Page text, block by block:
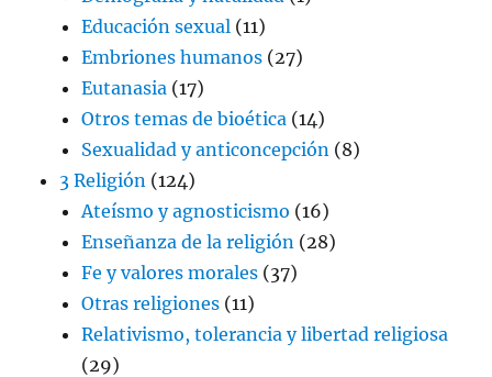
Educación sexual (11)
Embriones humanos (27)
Eutanasia (17)
Otros temas de bioética (14)
Sexualidad y anticoncepción (8)
3 Religión (124)
Ateísmo y agnosticismo (16)
Enseñanza de la religión (28)
Fe y valores morales (37)
Otras religiones (11)
Relativismo, tolerancia y libertad religiosa
(29)